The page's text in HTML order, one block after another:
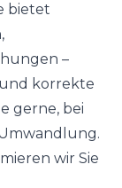
bietet
–
korrekte
gerne, bei
wir Sie